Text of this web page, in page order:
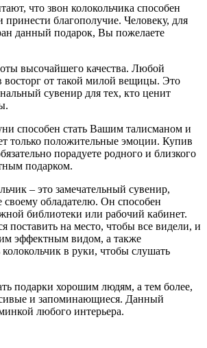
что звон колокольчика способен
принести благополучие. Человеку, для
данный подарок, Вы пожелаете
высочайшего качества. Любой
восторг от такой милой вещицы. Это
сувенир для тех, кто ценит
способен стать Вашим талисманом и
только положительные эмоции. Купив
порадуете родного и близкого
подарком.
– это замечательный сувенир,
своему обладателю. Он способен
библиотеки или рабочий кабинет.
поставить на место, чтобы все видели, и
эффектным видом, а также
в руки, чтобы слушать
подарки хорошим людям, а тем более,
и запоминающиеся. Данный
любого интерьера.